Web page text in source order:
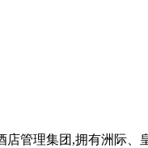
店管理集团,拥有洲际